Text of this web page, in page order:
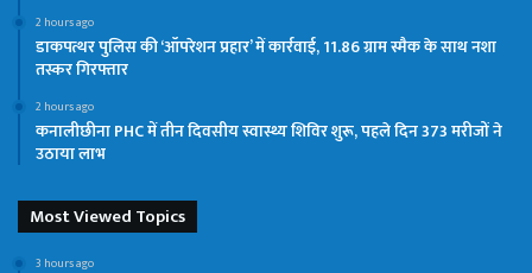
2 hours ago
डाकपत्थर पुलिस की ‘ऑपरेशन प्रहार’ में कार्रवाई, 11.86 ग्राम स्मैक के साथ नशा
तस्कर गिरफ्तार
2 hours ago
कनालीछीना PHC में तीन दिवसीय स्वास्थ्य शिविर शुरू, पहले दिन 373 मरीजों ने
उठाया लाभ
Most Viewed Topics
3 hours ago